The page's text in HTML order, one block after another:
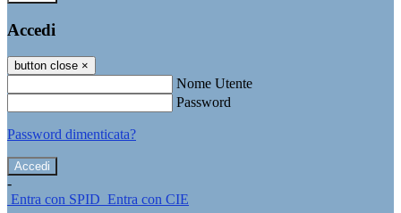
Accedi
button close ×
Nome Utente
Password
Password dimenticata?
-
Entra con SPID Entra con CIE